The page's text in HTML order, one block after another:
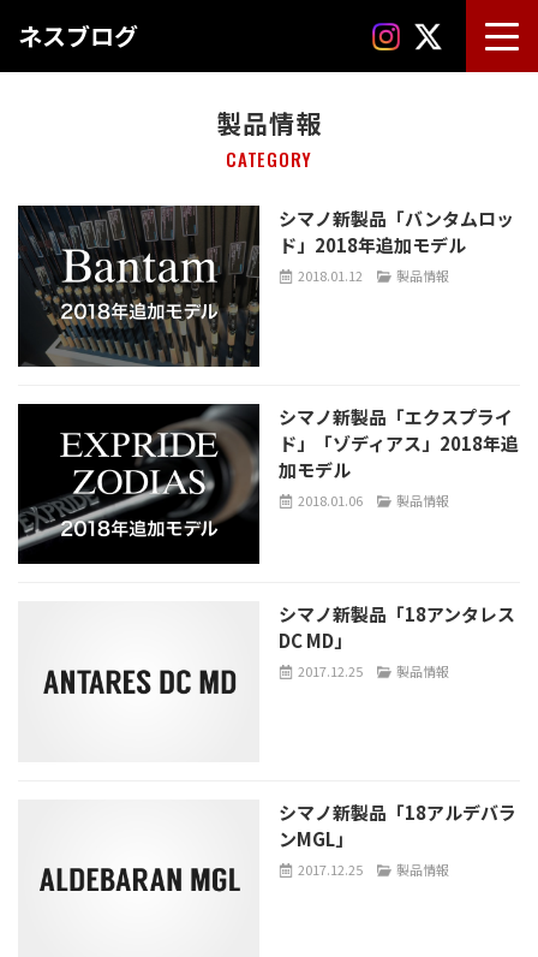
ネスブログ
製品情報
CATEGORY
シマノ新製品「バンタムロッ
ド」2018年追加モデル
2018.01.12 製品情報
シマノ新製品「エクスプライ
ド」「ゾディアス」2018年追
加モデル
2018.01.06 製品情報
シマノ新製品「18アンタレス
DC MD」
2017.12.25 製品情報
シマノ新製品「18アルデバラ
ンMGL」
2017.12.25 製品情報